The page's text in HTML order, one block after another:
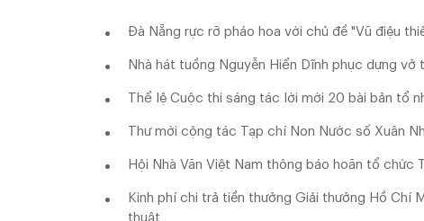
Đà Nẵng rực rỡ pháo hoa với chủ đề "Vũ điệu
Nhà hát tuồng Nguyễn Hiển Dĩnh phục dựng vở
Thể lệ Cuộc thi sáng tác lời mới 20 bài bản tổ
Thư mời cộng tác Tạp chí Non Nước số Xuân
Hội Nhà Văn Việt Nam thông báo hoãn tổ chức
Kinh phí chi trả tiền thưởng Giải thưởng Hồ Chí
thuật